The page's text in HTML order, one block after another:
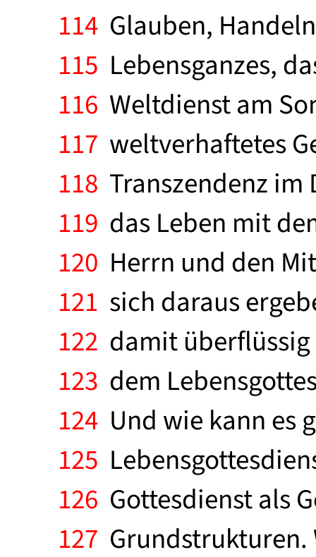
114 Glauben,
115 Lebensganzes,
116 Weltdienst am
117 weltverhaftetes
118 Transzendenz
119 das Leben mit
120 Herrn und den
121 sich daraus
122 damit überflüssig
123 dem
124 Und wie kann es
125
126 Gottesdienst als
127 Grundstrukturen.